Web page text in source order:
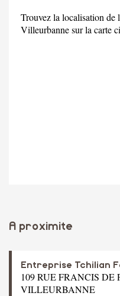
Trouvez la localisation de
Villeurbanne sur la carte
A proximite
Entreprise Tchilian
109 RUE FRANCIS DE
VILLEURBANNE